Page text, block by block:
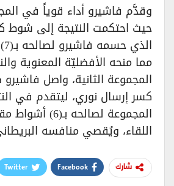
وقدَّم فاشيرو أداء قوياً في
حيث احتكمت النتيجة إلى شوط
مما منحه الأفضليّة المعنوية
المجموعة الثانية، واصل
كسر إرسال نوري، ليتقدم في
اللقاء، ويُقصي منافسه
شارك Facebook
Twitter